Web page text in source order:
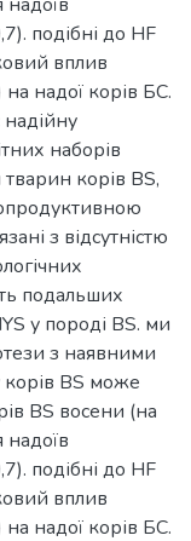
подібні до HF
вплив
надої корів БС.
надійну
наборів
корів BS,
з відсутністю
подальших
у породі BS. ми
з наявними
BS може
BS восени (на
подібні до HF
вплив
надої корів БС.